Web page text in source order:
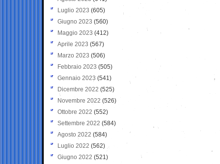
Luglio 2023 (605)
Giugno 2023 (560)
Maggio 2023 (412)
Aprile 2023 (567)
Marzo 2023 (506)
Febbraio 2023 (505)
Gennaio 2023 (541)
Dicembre 2022 (525)
Novembre 2022 (526)
Ottobre 2022 (552)
Settembre 2022 (584)
Agosto 2022 (584)
Luglio 2022 (562)
Giugno 2022 (521)